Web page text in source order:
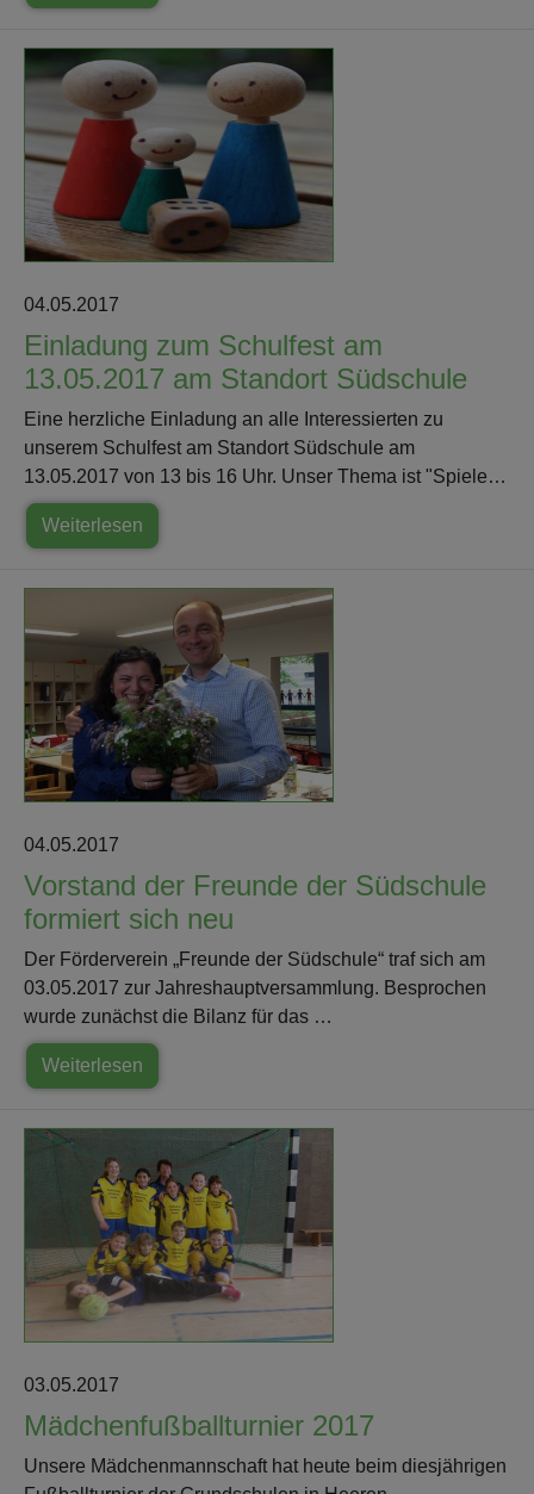
04.05.2017
Einladung zum Schulfest am
13.05.2017 am Standort Südschule
Eine herzliche Einladung an alle Interessierten zu
unserem Schulfest am Standort Südschule am
13.05.2017 von 13 bis 16 Uhr. Unser Thema ist "Spiele…
Weiterlesen
04.05.2017
Vorstand der Freunde der Südschule
formiert sich neu
Der Förderverein „Freunde der Südschule“ traf sich am
03.05.2017 zur Jahreshauptversammlung. Besprochen
wurde zunächst die Bilanz für das …
Weiterlesen
03.05.2017
Mädchenfußballturnier 2017
Unsere Mädchenmannschaft hat heute beim diesjährigen